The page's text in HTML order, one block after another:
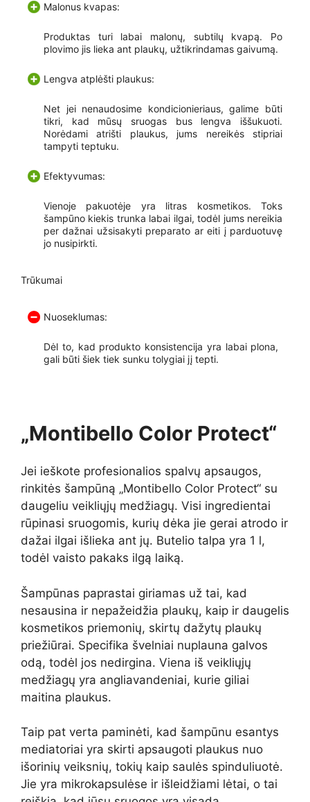
Malonus kvapas:
Produktas turi labai malonų, subtilų kvapą. Po
plovimo jis lieka ant plaukų, užtikrindamas gaivumą.
Lengva atplėšti plaukus:
Net jei nenaudosime kondicionieriaus, galime būti
tikri, kad mūsų sruogas bus lengva iššukuoti.
Norėdami atrišti plaukus, jums nereikės stipriai
tampyti teptuku.
Efektyvumas:
Vienoje pakuotėje yra litras kosmetikos. Toks
šampūno kiekis trunka labai ilgai, todėl jums nereikia
per dažnai užsisakyti preparato ar eiti į parduotuvę
jo nusipirkti.
Trūkumai
Nuoseklumas:
Dėl to, kad produkto konsistencija yra labai plona, ​​
gali būti šiek tiek sunku tolygiai jį tepti.
„Montibello Color Protect“
Jei ieškote profesionalios spalvų apsaugos,
rinkitės šampūną „Montibello Color Protect“ su
daugeliu veikliųjų medžiagų. Visi ingredientai
rūpinasi sruogomis, kurių dėka jie gerai atrodo ir
dažai ilgai išlieka ant jų. Butelio talpa yra 1 l,
todėl vaisto pakaks ilgą laiką.
Šampūnas paprastai giriamas už tai, kad
nesausina ir nepažeidžia plaukų, kaip ir daugelis
kosmetikos priemonių, skirtų dažytų plaukų
priežiūrai. Specifika švelniai nuplauna galvos
odą, todėl jos nedirgina. Viena iš veikliųjų
medžiagų yra angliavandeniai, kurie giliai
maitina plaukus.
Taip pat verta paminėti, kad šampūnu esantys
mediatoriai yra skirti apsaugoti plaukus nuo
išorinių veiksnių, tokių kaip saulės spinduliuotė.
Jie yra mikrokapsulėse ir išleidžiami lėtai, o tai